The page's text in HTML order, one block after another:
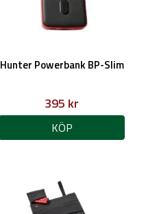
Hunter Powerbank BP-Slim
395 kr
KÖP